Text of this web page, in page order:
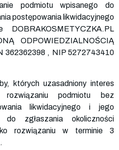
podmiotu wpisanego do
postępowania likwidacyjnego
ODPOWIEDZIALNOŚCIĄ
362362398 , NIP5272743410
których uzasadniony interes
podmiotu bez
likwidacyjnego i jego
zgłaszania okoliczności
rozwiązaniu w terminie 3